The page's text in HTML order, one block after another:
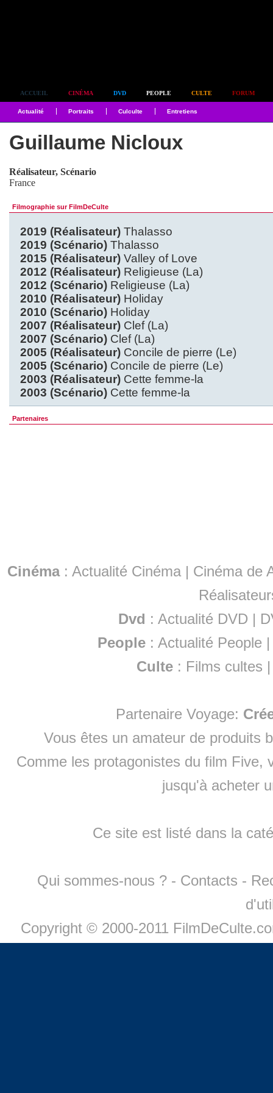
ACCUEIL CINÉMA DVD PEOPLE CULTE FORUM
Actualité Portraits Culculte Entretiens
Guillaume Nicloux
Réalisateur, Scénario
France
Filmographie sur FilmDeCulte
2019 (Réalisateur) Thalasso
2019 (Scénario) Thalasso
2015 (Réalisateur) Valley of Love
2012 (Réalisateur) Religieuse (La)
2012 (Scénario) Religieuse (La)
2010 (Réalisateur) Holiday
2010 (Scénario) Holiday
2007 (Réalisateur) Clef (La)
2007 (Scénario) Clef (La)
2005 (Réalisateur) Concile de pierre (Le)
2005 (Scénario) Concile de pierre (Le)
2003 (Réalisateur) Cette femme-la
2003 (Scénario) Cette femme-la
Partenaires
Cinéma: Actualité Cinéma | Cinéma de
Dvd : Actualité DVD |
People :Actualité People
Culte : Films cultes
Partenaire Voyage:
Vous êtes un amateur de produits
Comme les protagonistes du film Five,
jusqu'à acheter
Ce site est listé dans la
Qui sommes-nous ? - Contacts -
Copyright © 2000-2011